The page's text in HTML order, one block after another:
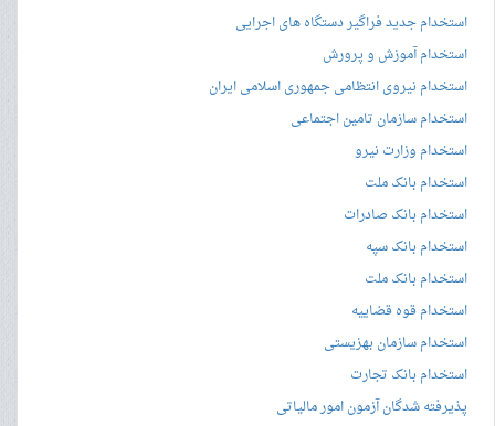
استخدام جدید فراگیر دستگاه های اجرایی
استخدام آموزش و پرورش
استخدام نیروی انتظامی جمهوری اسلامی ایران
استخدام سازمان تامین اجتماعی
استخدام وزارت نیرو
استخدام بانک ملت
استخدام بانک صادرات
استخدام بانک سپه
استخدام بانک ملت
استخدام قوه قضاییه
استخدام سازمان بهزیستی
استخدام بانک تجارت
پذیرفته شدگان آزمون امور مالیاتی